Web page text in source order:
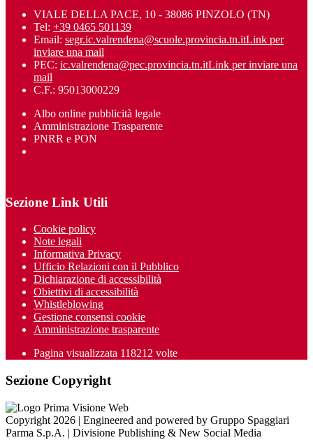
VIALE DELLA PACE, 10 - 38086 PINZOLO (TN)
Tel: +39 0465 501139
Email: segr.ic.valrendena@scuole.provincia.tn.itLink per
inviare una mail
PEC: ic.valrendena@pec.provincia.tn.itLink per inviare una
mail
C.F.: 95013000229
Albo online pubblicità legale
Amministrazione Trasparente
PNRR e PON
Sezione Link Utili
Cookie policy
Note legali
Informativa Privacy
Ufficio Relazioni con il Pubblico
Dichiarazione di accessibilità
Obiettivi di accessibilità
Whistleblowing
Gestione consensi cookie
Amministrazione trasparente
Pagina visualizzata 118212 volte
Sezione Copyright
Copyright 2026 | Engineered and powered by Gruppo Spaggiari
Parma S.p.A. | Divisione Publishing & New Social Media